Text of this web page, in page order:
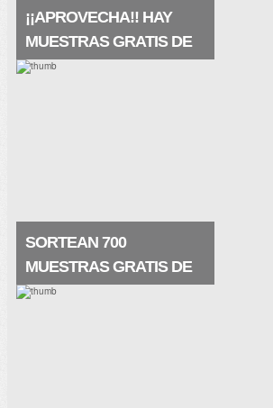
¡¡APROVECHA!! HAY
MUESTRAS GRATIS DE
LA PRAIRIE
SORTEAN 700
MUESTRAS GRATIS DE
SKINCEUTICALS